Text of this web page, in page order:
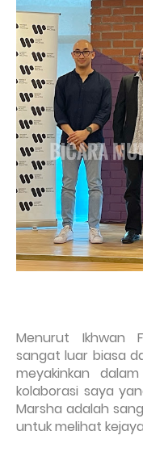
Menurut Ikhwan
sangat luar biasa
meyakinkan
kolaborasi saya
Marsha adalah
untuk melihat